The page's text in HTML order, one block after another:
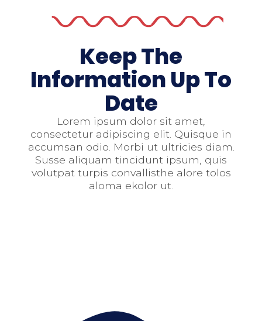
Keep The
Information Up To
Date
Lorem ipsum dolor sit amet,
consectetur adipiscing elit. Quisque in
accumsan odio. Morbi ut ultricies diam.
Susse aliquam tincidunt ipsum, quis
volutpat turpis convallisthe alore tolos
aloma ekolor ut.